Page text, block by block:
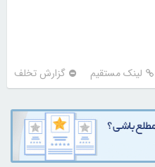
لینک مستقیم گزارش تخلف